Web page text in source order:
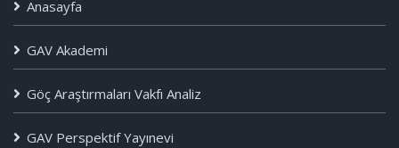
Anasayfa
GAV Akademi
Göç Araştırmaları Vakfı Analiz
GAV Perspektif Yayınevi